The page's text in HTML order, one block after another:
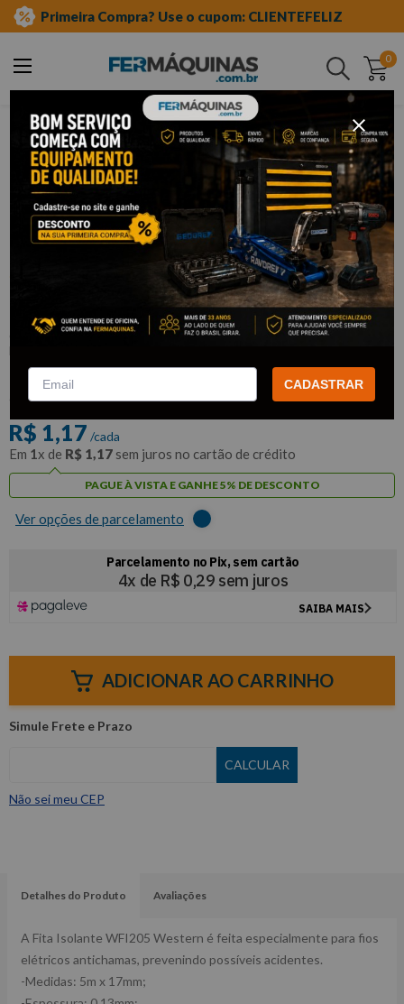
Primeira Compra? Use o cupom: CLIENTEFELIZ
0
Buscar
ferramentas em geral fitas e adesivos
Fita Isolante 5m x 17mm - WESTERN
:WFI205
R$1,11
com5% de descontono PIX ou Boleto
R$ 1,17 /cada
Em 1x de R$ 1,17 sem juros no cartão de crédito
PAGUE À VISTA E GANHE 5% DE DESCONTO
Ver opções de parcelamento
ADICIONAR AO CARRINHO
Não sei meu CEP
Detalhes do Produto Avaliações
A Fita Isolante WFI205 Western é feita especialmente para fios
elétricos antichamas, prevenindo possíveis acidentes.
-Medidas: 5m x 17mm;
CADASTRAR